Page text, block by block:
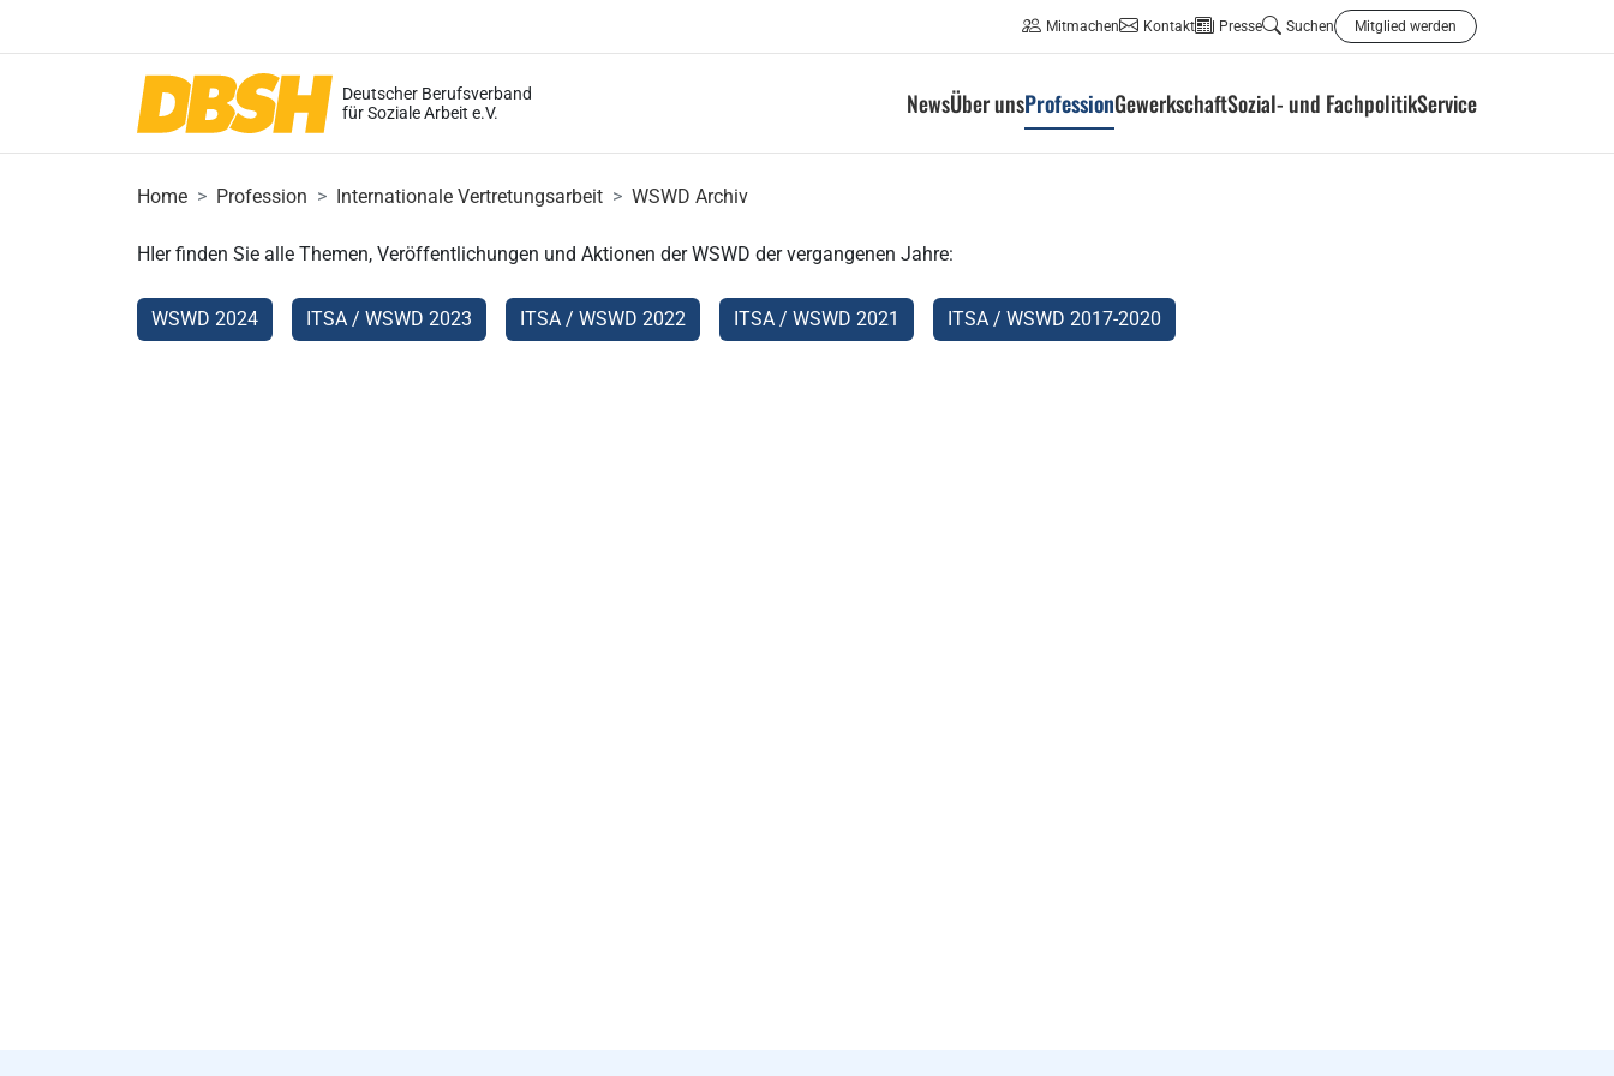
Mitmachen Kontakt Presse Suchen Mitglied werden
Deutscher Berufsverband
für Soziale Arbeit e.V.
NewsÜber unsProfessionGewerkschaftSozial- und FachpolitikService
Home Profession Internationale Vertretungsarbeit WSWD Archiv
HIer finden Sie alle Themen, Veröffentlichungen und Aktionen der WSWD der vergangenen Jahre:
WSWD 2024 ITSA / WSWD 2023 ITSA / WSWD 2022 ITSA / WSWD 2021 ITSA / WSWD 2017-2020